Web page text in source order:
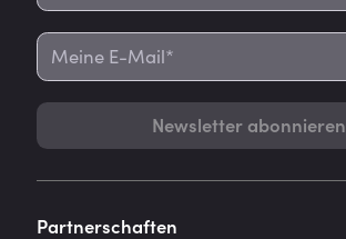
Newsletter abonnieren
Partnerschaften